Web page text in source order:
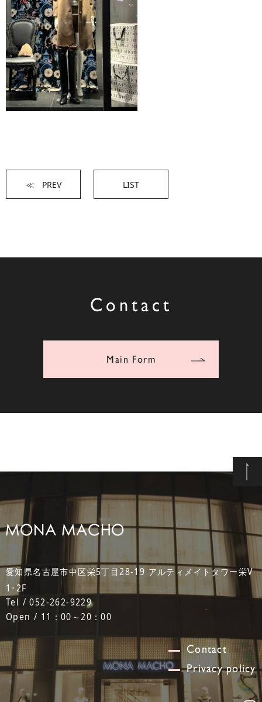
≪ PREV LIST
Contact
Main Form
愛知県名古屋市中区栄5丁目28-19 アルティメイトタワー栄V
1･2F
Tel / 052-262-9229
Open / 11：00～20：00
Contact
Privacy policy